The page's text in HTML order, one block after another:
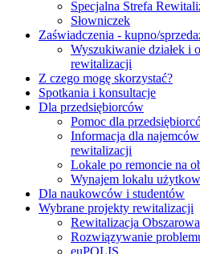
Specjalna Strefa
Słowniczek
Zaświadczenia - kupno/
Wyszukiwanie działek i
rewitalizacji
Z czego mogę skorzystać?
Spotkania i konsultacje
Dla przedsiębiorców
Pomoc dla
Informacja dla
rewitalizacji
Lokale po remoncie na
Wynajem lokalu
Dla naukowców i studentów
Wybrane projekty rewitalizacji
Rewitalizacja
Rozwiązywanie
euPOLIS